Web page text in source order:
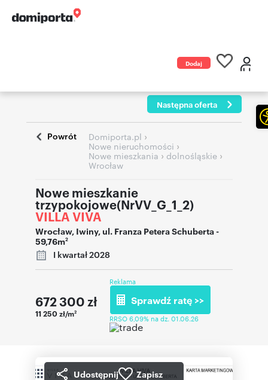
Dodaj
Następna oferta
Powrót Domiporta.pl ›
Nowe nieruchomości ›
Nowe mieszkania › dolnośląskie ›
Wrocław
Nowe mieszkanie
trzypokojowe(NrVV_G_1_2)
VILLA VIVA
Wrocław, Iwiny, ul. Franza Petera Schuberta-
59,76m2
I kwartał 2028
672 300 zł
11 250 zł/m2
Reklama
Sprawdź ratę >>
RRSO 6,09% na dz. 01.06.26
Udostępnij Zapisz